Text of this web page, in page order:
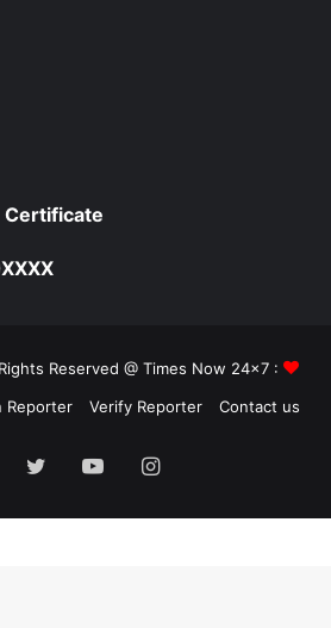
Certificate
Reserved @ Times Now 24x7 :
Reporter Verify Reporter Contact us
TwitterYouTubeInstagram